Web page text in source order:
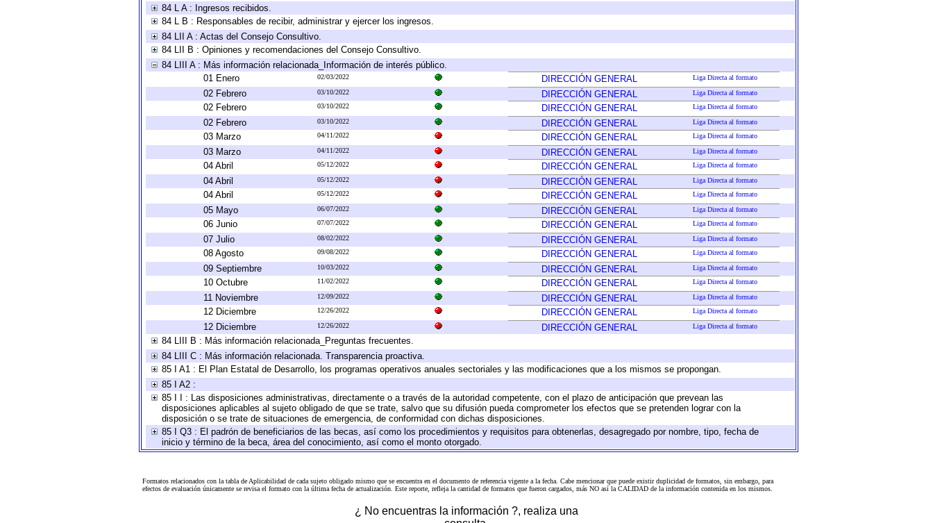
84 L A : Ingresos recibidos.
84 L B : Responsables de recibir, administrar y ejercer los ingresos.
84 LII A : Actas del Consejo Consultivo.
84 LII B : Opiniones y recomendaciones del Consejo Consultivo.
84 LIII A : Más información relacionada_Información de interés público.
01 Enero
02/03/2022 DIRECCIÓN GENERAL Liga Directa al formato
02 Febrero 03/10/2022 DIRECCIÓN GENERAL Liga Directa al formato
02 Febrero 03/10/2022 DIRECCIÓN GENERAL Liga Directa al formato
02 Febrero 03/10/2022 DIRECCIÓN GENERAL Liga Directa al formato
03 Marzo 04/11/2022 DIRECCIÓN GENERAL Liga Directa al formato
03 Marzo 04/11/2022 DIRECCIÓN GENERAL Liga Directa al formato
04 Abril 05/12/2022 DIRECCIÓN GENERAL Liga Directa al formato
04 Abril 05/12/2022 DIRECCIÓN GENERAL Liga Directa al formato
04 Abril 05/12/2022 DIRECCIÓN GENERAL Liga Directa al formato
05 Mayo 06/07/2022 DIRECCIÓN GENERAL Liga Directa al formato
06 Junio 07/07/2022 DIRECCIÓN GENERAL Liga Directa al formato
07 Julio 08/02/2022 DIRECCIÓN GENERAL Liga Directa al formato
08 Agosto 09/08/2022 DIRECCIÓN GENERAL Liga Directa al formato
09 Septiembre 10/03/2022 DIRECCIÓN GENERAL Liga Directa al formato
10 Octubre 11/02/2022 DIRECCIÓN GENERAL Liga Directa al formato
11 Noviembre 12/09/2022 DIRECCIÓN GENERAL Liga Directa al formato
12 Diciembre 12/26/2022 DIRECCIÓN GENERAL Liga Directa al formato
12 Diciembre 12/26/2022 DIRECCIÓN GENERAL Liga Directa al formato
84 LIII B : Más información relacionada_Preguntas frecuentes.
84 LIII C : Más información relacionada. Transparencia proactiva.
85 I A1 : El Plan Estatal de Desarrollo, los programas operativos anuales sectoriales y las modificaciones que a los mismos se propongan.
85 I A2 :
85 I I : Las disposiciones administrativas, directamente o a través de la autoridad competente, con el plazo de anticipación que prevean las
disposiciones aplicables al sujeto obligado de que se trate, salvo que su difusión pueda comprometer los efectos que se pretenden lograr con la
disposición o se trate de situaciones de emergencia, de conformidad con dichas disposiciones.
85 I Q3 : El padrón de beneficiarios de las becas, así como los procedimientos y requisitos para obtenerlas, desagregado por nombre, tipo, fecha de
inicio y término de la beca, área del conocimiento, así como el monto otorgado.
Formatos relacionados con la tabla de Aplicabilidad de cada sujeto obligado mismo que se encuentra en el documento de referenciavigente a la fecha. Cabe mencionar que puede existir duplicidad de formatos, sin embargo, para
efectos de evaluación únicamente se revisa el formato con la última fecha de actualización. Este reporte, refleja la cantidad de formatos que fueron cargados, más NO así la CALIDAD de la información contenida en los mismos.
¿ No encuentras la información ?, realiza una